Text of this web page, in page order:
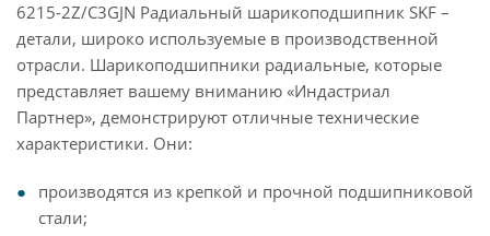
6215-2Z/C3GJN Радиальный шарикоподшипник SKF –
детали, широко используемые в производственной
отрасли. Шарикоподшипники радиальные, которые
представляет вашему вниманию «Индастриал
Партнер», демонстрируют отличные технические
характеристики. Они:
производятся из крепкой и прочной подшипниковой
стали;